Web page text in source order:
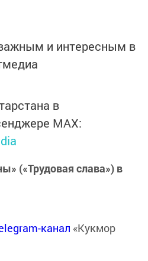
и интересным в
в
MАХ:
(«Трудовая слава») в
канал «Кукмор